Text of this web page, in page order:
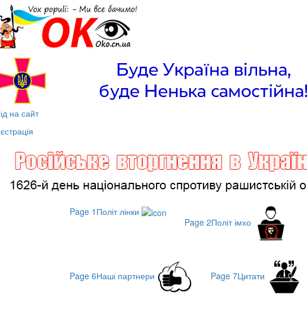
на сайт
Page 1 Політ лінки
Page 2Політ імхо
Page 6Наші партнери Page 7Цитати